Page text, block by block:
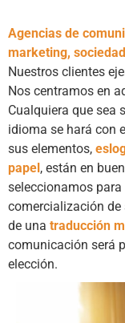
Agencias de
marketing,
Nuestros clientes
Nos centramos en
Cualquiera que sea
idioma se hará con
sus elementos,
papel, están en
seleccionamos
comercialización
de una traducción
comunicación será
elección.